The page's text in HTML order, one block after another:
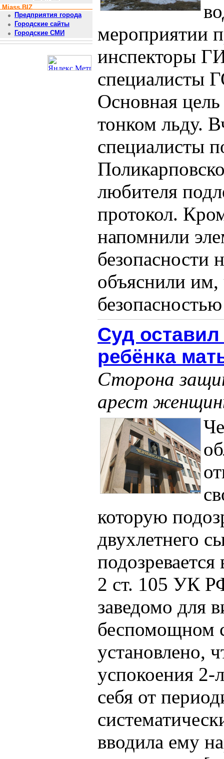
Miass.BIZ
Предприятия города
Городские сайты
Городские СМИ
мероприятии
инспекторы
специалисты
Основная
тонком льду.
специалисты
любителя
протокол.
напомнили
безопасности
объяснили им,
Суд
ребёнка
Сторона
арест
которую
двухлетнего
2 ст. 105 УК
заведомо для
беспомощном
установлено,
успокоения 2-
себя от
вводила ему